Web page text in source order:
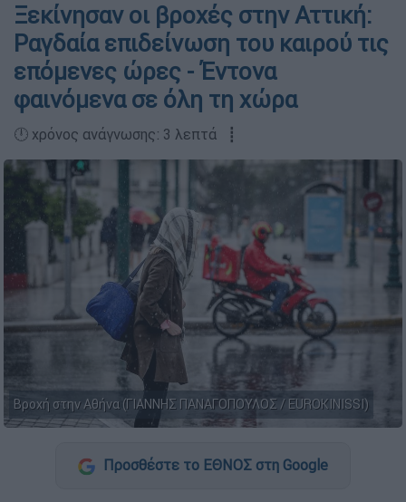
Ξεκίνησαν οι βροχές στην Αττική:
Ραγδαία επιδείνωση του καιρού τις
επόμενες ώρες - Έντονα
φαινόμενα σε όλη τη χώρα
🕛 χρόνος ανάγνωσης: 3 λεπτά ┋
Βροχή στην Αθήνα (ΓΙΑΝΝΗΣ ΠΑΝΑΓΟΠΟΥΛΟΣ / EUROKINISSI)
Προσθέστε το ΕΘΝΟΣ στη Google